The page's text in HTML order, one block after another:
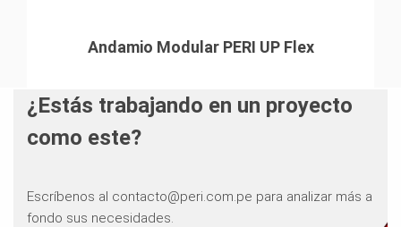
Andamio Modular PERI UP Flex
¿Estás trabajando en un proyecto
como este?
Escríbenos al contacto@peri.com.pe para analizar más a
fondo sus necesidades.